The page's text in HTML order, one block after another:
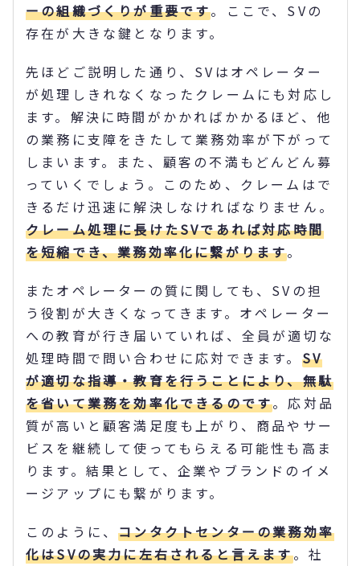
ーの組織づくりが重要です。ここで、SVの
存在が大きな鍵となります。
先ほどご説明した通り、SVはオペレーター
が処理しきれなくなったクレームにも対応し
ます。解決に時間がかかればかかるほど、他
の業務に支障をきたして業務効率が下がって
しまいます。また、顧客の不満もどんどん募
っていくでしょう。このため、クレームはで
きるだけ迅速に解決しなければなりません。
クレーム処理に長けたSVであれば対応時間
を短縮でき、業務効率化に繋がります。
またオペレーターの質に関しても、SVの担
う役割が大きくなってきます。オペレーター
への教育が行き届いていれば、全員が適切な
処理時間で問い合わせに応対できます。 SV
が適切な指導・教育を行うことにより、無駄
を省いて業務を効率化できるのです。応対品
質が高いと顧客満足度も上がり、商品やサー
ビスを継続して使ってもらえる可能性も高ま
ります。結果として、企業やブランドのイメ
ージアップにも繋がります。
このように、コンタクトセンターの業務効率
化はSVの実力に左右されると言えます。社